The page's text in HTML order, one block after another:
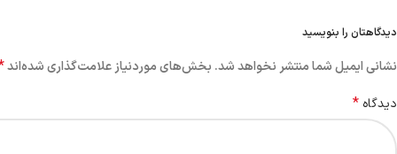
دیدگاهتان را بنویسید
نشانی ایمیل شما منتشر نخواهد شد. بخش‌های موردنیاز علامت‌گذاری شده‌اند
دیدگاه *